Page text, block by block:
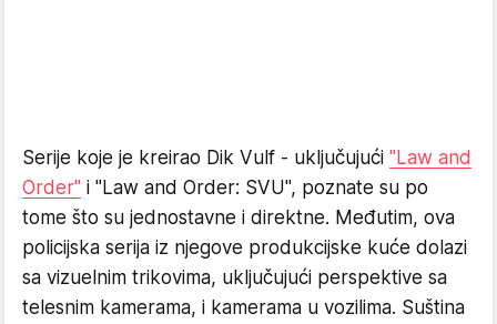
Serije koje je kreirao Dik Vulf - uključujući "Law and
Order" i "Law and Order: SVU", poznate su po
tome što su jednostavne i direktne. Međutim, ova
policijska serija iz njegove produkcijske kuće dolazi
sa vizuelnim trikovima, uključujući perspektive sa
telesnim kamerama, i kamerama u vozilima. Suština